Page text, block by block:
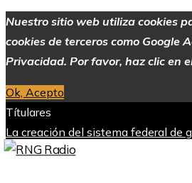
Nuestro sitio web utiliza cookies
cookies de terceros como Google
Privacidad. Por favor, haz clic en
Ok, Acepto
Títulares
La creación del sistema federal de
industriaAlimentos con alto